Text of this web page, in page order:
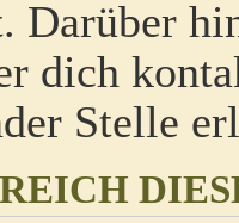
Darüber
dich
Stelle